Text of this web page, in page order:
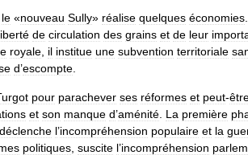
le «nouveau Sully» réalise quelques économies
de circulation des grains et de leur
royale il institue une subvention territoriale
d’escompte
pour parachever ses réformes et peut-
et son manque d’aménité La première
déclenche l’incompréhension populaire et la
politiques suscite l’incompréhension